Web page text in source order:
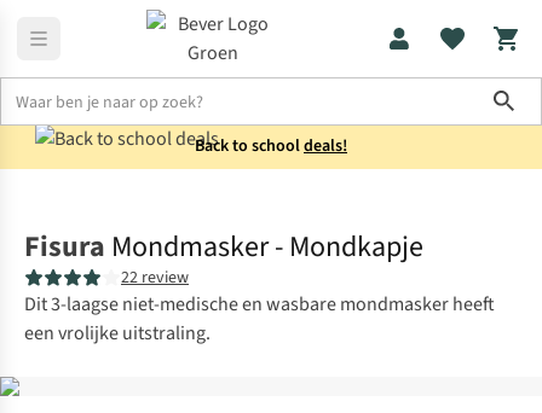
Back to schooldeals!
Fisura Mondmasker - Mondkapje
22 review
Dit 3-laagse niet-medische en wasbare mondmasker heeft
een vrolijke uitstraling.